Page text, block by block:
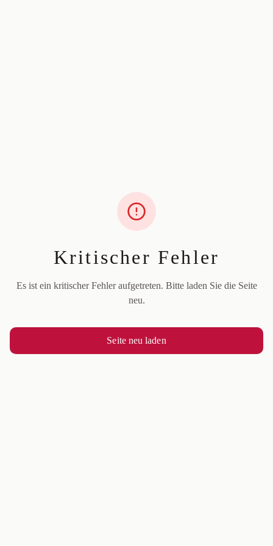
Kritischer Fehler
Es ist ein kritischer Fehler aufgetreten. Bitte laden Sie die Seite
neu.
Seite neu laden